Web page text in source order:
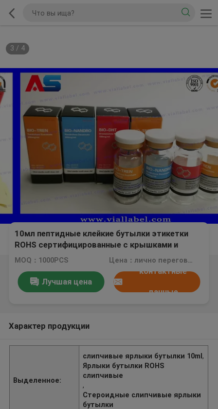
3 / 4
10мл пептидные клейкие бутылки этикетки
ROHS сертифицированные с крышками и
коробками индивидуальные этикетки и
MOQ：1000PCS Цена：лично переговорить
Лучшая цена
контактные
данные
Характер продукции
Выделенное:
слипчивые ярлыки бутылки 10ml,
Ярлыки бутылки ROHS
слипчивые
,
Стероидные слипчивые ярлыки
бутылки